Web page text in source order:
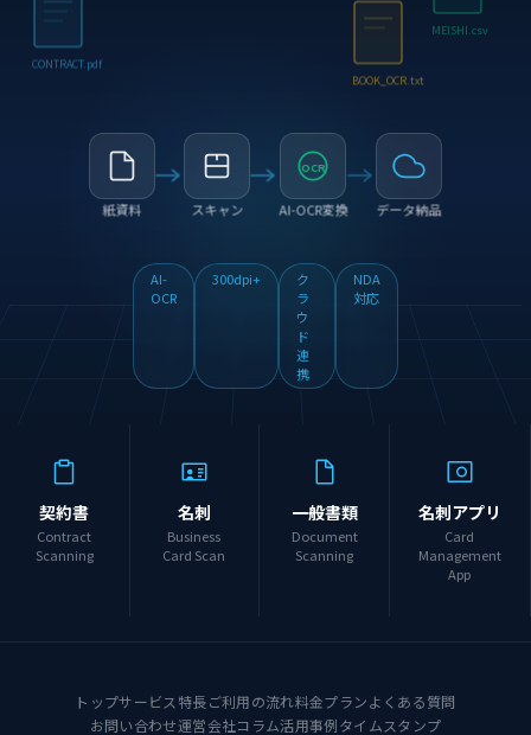
CONTRACT.pdf
MEISHI.csv
BOOK_OCR.txt
紙資料 スキャン
OCR
AI-OCR変換 データ納品
AI-
OCR
300dpi+
ク
ラ
ウ
ド
連
携
NDA
対応
契約書
Contract
Scanning
名刺
Business
Card Scan
一般書類
Document
Scanning
名刺アプリ
Card
Management
App
トップサービス特長ご利用の流れ料金プランよくある質問
お問い合わせ運営会社コラム活用事例タイムスタンプ